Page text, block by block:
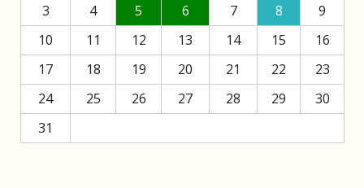
3
4 5 6 7 8
9
10
11 12 13 14 15
16
17
18 19 20 21 22
23
24
25 26 27 28 29
30
31